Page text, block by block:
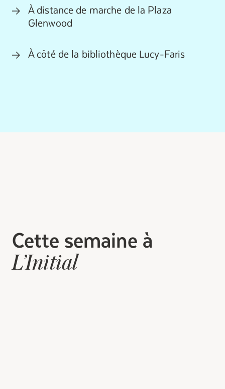
À distance de marche de la Plaza
Glenwood
À côté de la bibliothèque Lucy-Faris
Cette semaine à
L’Initial